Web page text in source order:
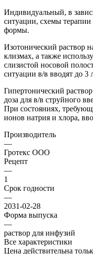
Индивидуальный, в
ситуации, схемы
формы.
Изотонический раствор
клизмах, а также
слизистой носовой
ситуации в/в вводят до 3
Гипертонический
доза для в/в струйного
При состояниях,
ионов натрия и хлора,
Производитель
—
Гротекс ООО
Рецепт
—
1
Срок годности
—
2031-02-28
Форма выпуска
—
раствор для инфузий
Все характеристики
Цена действительна